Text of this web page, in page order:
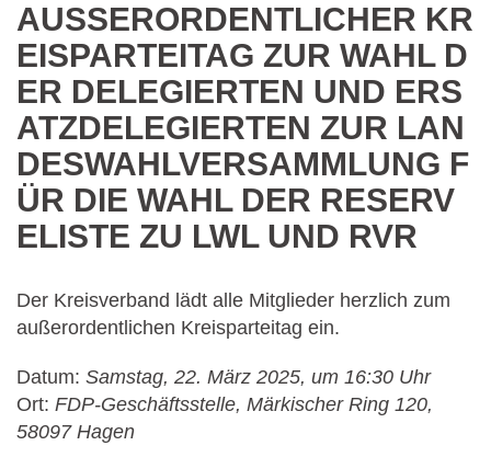
AUSSERORDENTLICHER KRE
ISPARTEITAG ZUR WAHL DE
R DELEGIERTEN UND ERSA
TZDELEGIERTEN ZUR LAND
ESWAHLVERSAMMLUNG FÜ
R DIE WAHL DER RESERVE
LISTE ZU LWL UND RVR
Der Kreisverband lädt alle Mitglieder herzlich zum
außerordentlichen Kreisparteitag ein.
Datum: Samstag, 22. März 2025, um 16:30 Uhr
Ort: FDP-Geschäftsstelle, Märkischer Ring 120,
58097 Hagen